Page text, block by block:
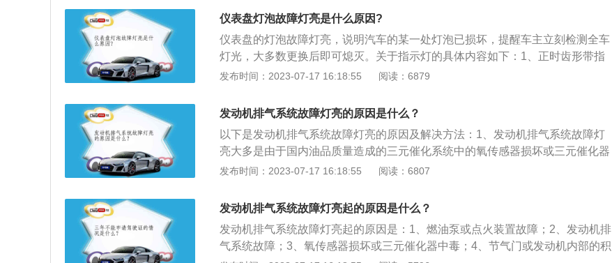
以通过OBD接口，用电脑读出故障码，如果对车辆机械电子系统感兴趣，可以去
买个OBD接口的蓝牙模块，用笔记本电脑或安卓手机就可以查看和清除故障码。
去4S店：把车缓慢开到4S店查明故障灯常亮的原因，如果处于正常情况，则把灯
熄灭即可；
仪表盘灯泡故障灯亮是什么原因?
仪表盘的灯泡故障灯亮，说明汽车的某一处灯泡已损坏，提醒车主立刻检测全车
灯光，大多数更换后即可熄灭。关于指示灯的具体内容如下：1、正时齿形带指
示灯：某些采用正时齿形带传动和上置式凸轮轴的进口汽车，一般都限制发动机
在排气管上安装了三效催化转化器，所以排气温度有所提高，但是过高的排气温
度容易造成三效催化转化器损坏，因此此类汽车又安装了排气温度警报装置。当
排气温度警报灯点亮时，驾驶人应当立即降低车速或停车，待排气温度下降以
后，该警报灯会自动熄灭(但是熔断式排气温度警报灯点亮后，如果不加以调整或
维修，会一直亮着)，如果排气温度警报灯不熄灭，应该查明原因，排除故障以后
发布时间：2023-07-17 16:18:55 阅读：6879
发动机排气系统故障灯亮的原因是什么？
以下是发动机排气系统故障灯亮的原因及解决方法：1、发动机排气系统故障灯
亮大多是由于国内油品质量造成的三元催化系统中的氧传感器损坏或三元催化器
中毒所导致，如果在行车中该灯亮起请立即减速，并行驶到最近的维修服务站进
点火装置故障所致，要是能继续驾驶，但车辆出现严重抖动、加速无力等症状，
还是建议停止驾驶，这样不仅可以防止进一步损坏发动机，还能保障到人身安
全。
发布时间：2023-07-17 16:18:55 阅读：6807
发动机排气系统故障灯亮起的原因是什么？
发动机排气系统故障灯亮起的原因是：1、燃油泵或点火装置故障；2、发动机排
气系统故障；3、氧传感器损坏或三元催化器中毒；4、节气门或发动机内部的积